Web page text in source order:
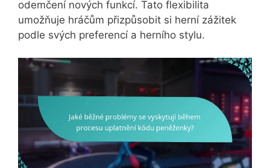
odemčení nových funkcí. Tato flexibilita
umožňuje hráčům přizpůsobit si herní zážitek
podle svých preferencí a herního stylu.